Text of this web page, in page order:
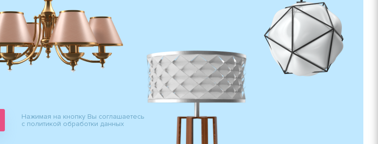
Нажимая на кнопку Вы соглашаетесь
с политикой обработки данных